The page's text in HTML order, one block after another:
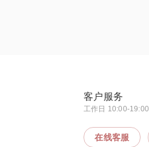
客户服务
工作日 10:00-19:00
在线客服